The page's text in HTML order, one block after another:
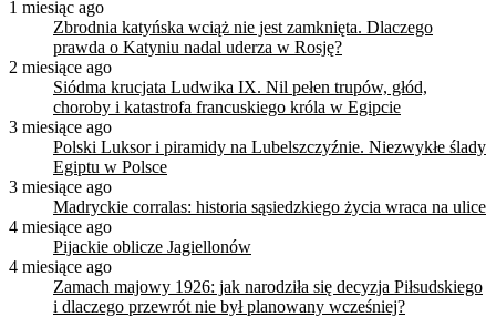
1 miesiąc ago
Zbrodnia katyńska wciąż nie jest zamknięta. Dlaczego
prawda o Katyniu nadal uderza w Rosję?
2 miesiące ago
Siódma krucjata Ludwika IX. Nil pełen trupów, głód,
choroby i katastrofa francuskiego króla w Egipcie
3 miesiące ago
Polski Luksor i piramidy na Lubelszczyźnie. Niezwykłe ślady
Egiptu w Polsce
3 miesiące ago
Madryckie corralas: historia sąsiedzkiego życia wraca na ulice
4 miesiące ago
Pijackie oblicze Jagiellonów
4 miesiące ago
Zamach majowy 1926: jak narodziła się decyzja Piłsudskiego
i dlaczego przewrót nie był planowany wcześniej?